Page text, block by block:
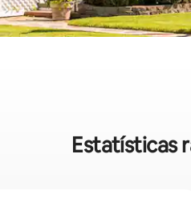
Estatísticas